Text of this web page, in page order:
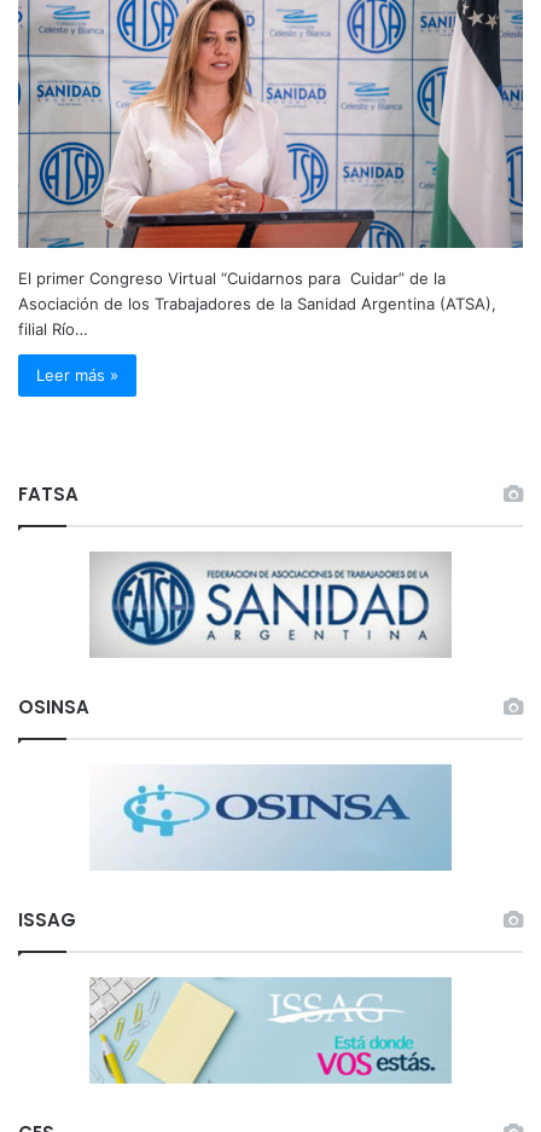
El primer Congreso Virtual “Cuidarnos para Cuidar” de la
Asociación de los Trabajadores de la Sanidad Argentina (ATSA),
filial Río…
Leer más »
FATSA
OSINSA
ISSAG